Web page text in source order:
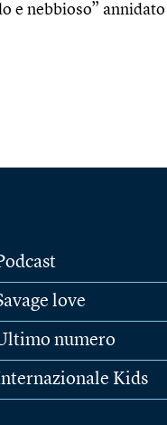
e nebbioso” annidato
love
numero
Kids